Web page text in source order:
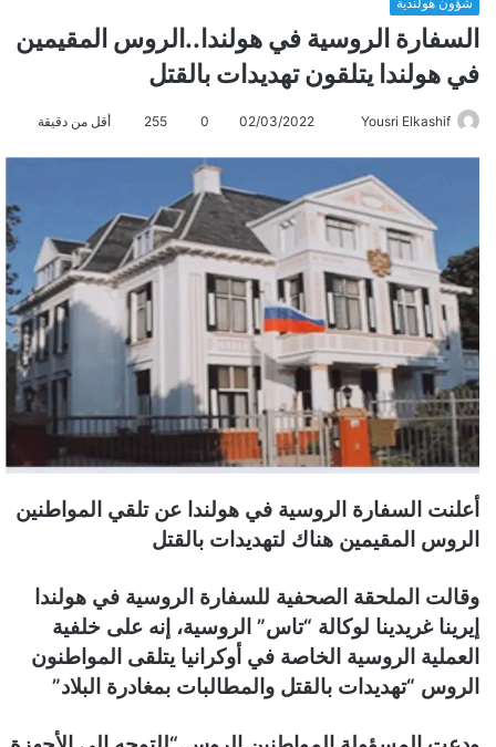
السفارة الروسية في هولندا..الروس المقيمين
في هولندا يتلقون تهديدات بالقتل
Yousri Elkashif
ل
ب
ر
ي
ا
إ
ل
ك
ر
ن
ي
02/03/2022
0
255 أقل من دقيقة
أعلنت السفارة الروسية في هولندا عن تلقي المواطنين
الروس المقيمين هناك لتهديدات بالقتل
وقالت الملحقة الصحفية للسفارة الروسية في هولندا
إيرينا غريدينا لوكالة “تاس” الروسية، إنه على خلفية
العملية الروسية الخاصة في أوكرانيا يتلقى المواطنون
الروس “تهديدات بالقتل والمطالبات بمغادرة البلاد”